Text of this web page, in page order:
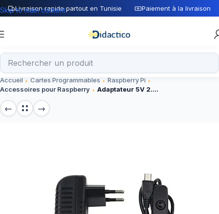
Livraison rapide partout en Tunisie Paiement à la livraison
Skip to main content
Accueil Cartes Programmables
Raspberry Pi
Accessoires pour Raspberry
Adaptateur 5V 2.5A micro USB avec bouton on/off